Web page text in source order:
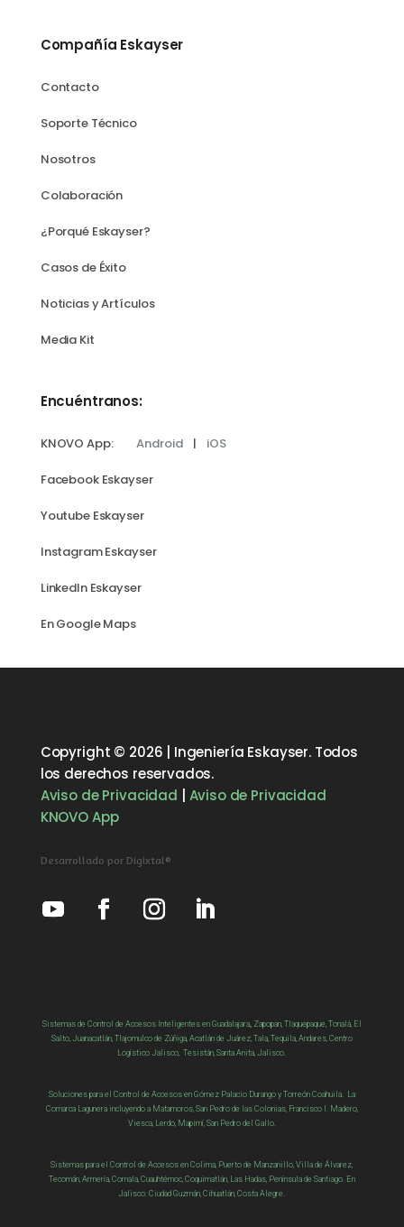
Compañía Eskayser
Contacto
Soporte Técnico
Nosotros
Colaboración
¿Porqué Eskayser?
Casos de Éxito
Noticias y Artículos
Media Kit
Encuéntranos:
KNOVO App:Android| iOS
Facebook Eskayser
Youtube Eskayser
Instagram Eskayser
LinkedIn Eskayser
En Google Maps
Copyright © 2026 | Ingeniería Eskayser. Todos
los derechos reservados.
Aviso de Privacidad
Aviso de Privacidad
KNOVO App
Desarrollado por Digixtal®
Sistemas de Control de Accesos Inteligentes en Guadalajara,, Zapopan, Tlaquepaque, Tonalá, El
Salto, Juanacatlán, Tlajomulco de Zúñiga, Acatlán de Juárez, Tala, Tequila, Andares, Centro
Logístico Jalisco, Tesistán, Santa Anita, Jalisco.
Soluciones para el Control de Accesos en Gómez Palacio Durango y Torreón Coahuila. La
Comarca Lagunera incluyendo a Matamoros, San Pedro de las Colonias, Francisco I. Madero,
Viesca, Lerdo, Mapimí, San Pedro del Gallo.
Sistemas para el Control de Accesos en Colima, Puerto de Manzanillo, Villa de Álvarez,
Tecomán, Armería, Comala, Cuauhtémoc, Coquimatlán, Las Hadas, Península de Santiago. En
Jalisco: Ciudad Guzmán, Cihuatlán, Costa Alegre.